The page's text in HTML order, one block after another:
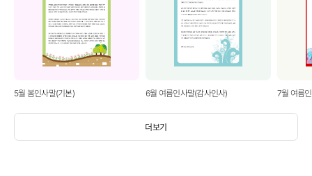
더보기
5월 봄인사말(기본) 6월 여름인사말(감사인사) 7월 여름